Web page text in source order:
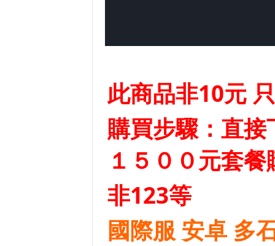
此商品非10元
購買步驟：直
１５００元套
非123等
國際服 安卓 多